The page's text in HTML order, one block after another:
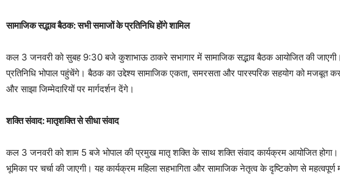
सामाजिक सद्भाव बैठक: सभी समाजों के प्रतिनिधि होंगे शामिल
कल 3 जनवरी को सुबह 9:30 बजे कुशाभाऊ ठाकरे सभागार में सामाजिक सद्भाव बैठक आयोजित की
प्रतिनिधि भोपाल पहुंचेंगे। बैठक का उद्देश्य सामाजिक एकता, समरसता और पारस्परिक सहयोग को
और साझा जिम्मेदारियों पर मार्गदर्शन देंगे।
शक्ति संवाद: मातृशक्ति से सीधा संवाद
कल 3 जनवरी को शाम 5 बजे भोपाल की प्रमुख मातृ शक्ति के साथ शक्ति संवाद कार्यक्रम आयोजित होगा।
भूमिका पर चर्चा की जाएगी। यह कार्यक्रम महिला सहभागिता और सामाजिक नेतृत्व के दृष्टिकोण से महत्वपूर्ण